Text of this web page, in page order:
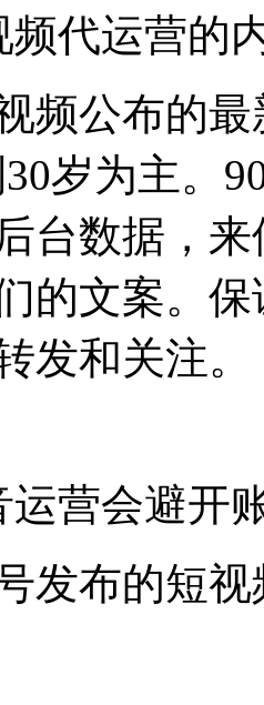
代运营的
公布的最
岁为主。
台数据，
的文案。
发和关注。
营会避开
布的短视